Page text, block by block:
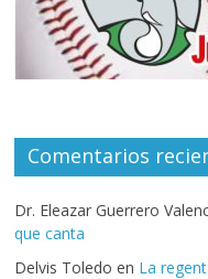
Comentarios
Dr. Eleazar Guerrero
que canta
Delvis Toledo en La